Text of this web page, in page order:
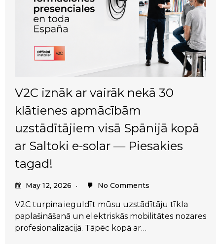
V2C iznāk ar vairāk nekā 30
klātienes apmācībām
uzstādītājiem visā Spānijā kopā
ar Saltoki e-solar ― Piesakies
tagad!
May 12, 2026 No Comments
V2C turpina ieguldīt mūsu uzstādītāju tīkla
paplašināšanā un elektriskās mobilitātes nozares
profesionalizācijā. Tāpēc kopā ar…